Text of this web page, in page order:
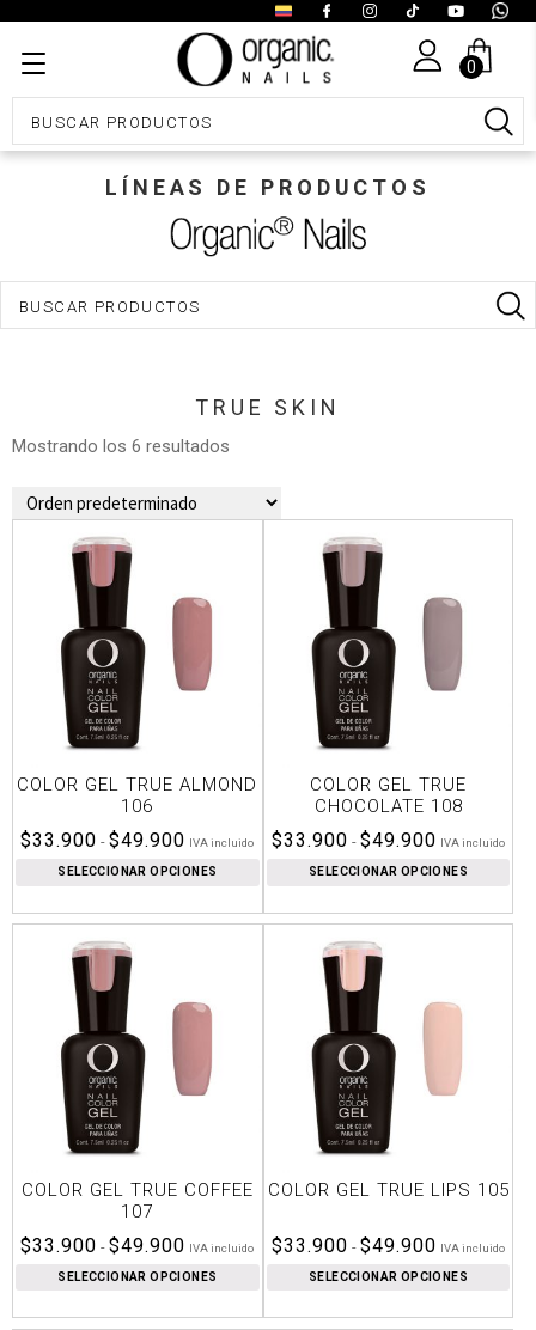
0
LÍNEAS DE PRODUCTOS
TRUE SKIN
Mostrando los 6 resultados
COLOR GEL TRUE ALMOND
106
$33.900 - $49.900 Rango
IVA incluido
SELECCIONAR OPCIONES
COLOR GEL TRUE
CHOCOLATE 108
$33.900 - $49.900 Rango
IVA incluido
SELECCIONAR OPCIONES
COLOR GEL TRUE COFFEE
107
$33.900 - $49.900 Rango
IVA incluido
SELECCIONAR OPCIONES
COLOR GEL TRUE LIPS 105
$33.900 - $49.900 Rango
IVA incluido
SELECCIONAR OPCIONES